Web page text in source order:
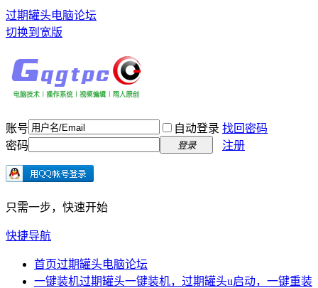
过期罐头电脑论坛
切换到宽版
账号 自动登录 找回密码
密码
登录 注册
只需一步，快速开始
快捷导航
首页过期罐头电脑论坛
一键装机过期罐头一键装机，过期罐头u启动，一键重装